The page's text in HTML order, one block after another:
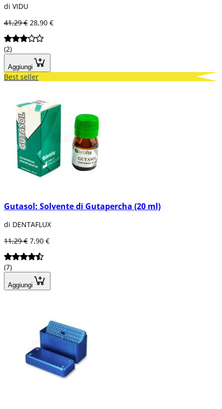
di VIDU
41,29 € 28,90 €
(2)
Aggiungi
Best seller
Gutasol: Solvente di Gutapercha (20 ml)
di DENTAFLUX
11,29 € 7,90 €
(7)
Aggiungi